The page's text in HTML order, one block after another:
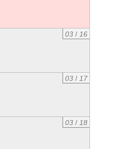
03/ 16
03/ 17
03/ 18